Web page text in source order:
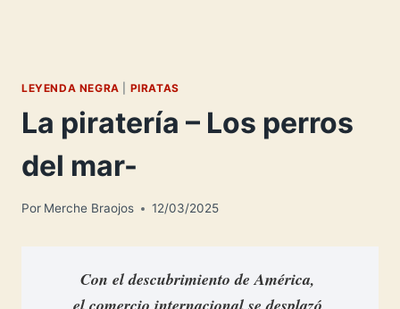
LEYENDA NEGRA PIRATAS
La piratería – Los perros
del mar-
Por Merche Braojos 12/03/2025
Con el descubrimiento de América,